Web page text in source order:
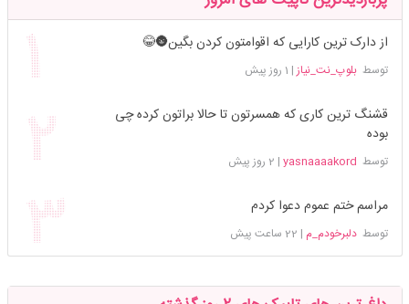
از دارک ترین کارایی که اقوامتون کردن بگین🌚😂
توسطبلوپ_نت_نیاز | 1 روز پیش
قشنگ ترین کاری که همسرتون تا حالا براتون کرده چی
بوده
توسط yasnaaaakord
| 2 روز پیش
مراسم ختم عموم دعوا کردم
توسطدلبرخودم_م | 22 ساعت پیش